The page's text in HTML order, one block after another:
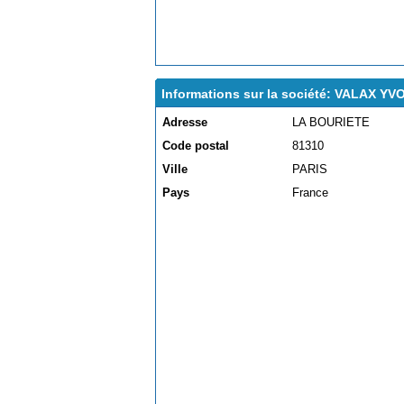
Informations sur la société: VALAX
Adresse
LA BOURIETE
Code postal
81310
Ville
PARIS
Pays
France